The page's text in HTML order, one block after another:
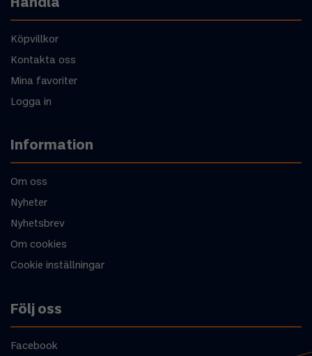
Handla
Köpvillkor
Kontakta oss
Mina favoriter
Logga in
Information
Om oss
Nyheter
Nyhetsbrev
Om cookies
Cookie inställningar
Följ oss
Facebook